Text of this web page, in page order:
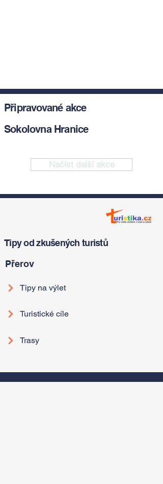
Připravované akce
Sokolovna Hranice
Načíst další akce
Tipy od zkušených turistů
Přerov
Tipy na výlet
Turistické cíle
Trasy